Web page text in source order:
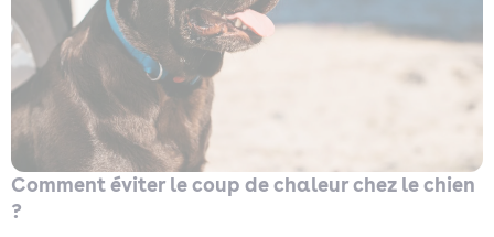
Comment éviter le coup de chaleur chez le chien
?